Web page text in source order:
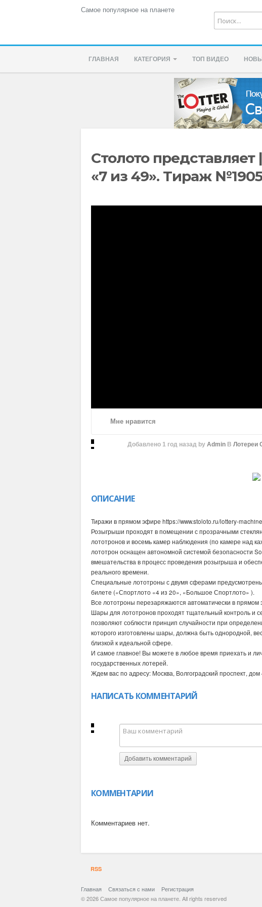
Самое популярное на планете
ГЛАВНАЯ КАТЕГОРИЯ ТОП ВИДЕО
Столото представляет
«7 из 49». Тираж
Мне нравится
Добавлено 1 год назадby AdminВ Лотереи
ОПИСАНИЕ
Тиражи в прямом эфире https://www.stoloto.ru/lottery-machine
Розыгрыши проходят в помещении с прозрачными
лототронов и восемь камер наблюдения (по камере над
лототрон оснащен автономной системой безопасности
вмешательства в процесс проведения розыгрыша и
реального времени.
Специальные лототроны с двумя сферами
билете («Спортлото «4 из 20», «Большое Спортлото» ).
Все лототроны перезаряжаются автоматически в прямом
Шары для лототронов проходят тщательный контроль и
позволяют соблюсти принцип случайности при
которого изготовлены шары, должна быть однородной,
близкой к идеальной сфере.
И самое главное! Вы можете в любое время приехать и
государственных лотерей.
Ждем вас по адресу: Москва, Волгоградский проспект, дом
НАПИСАТЬ КОММЕНТАРИЙ
Добавить комментарий
КОММЕНТАРИИ
Комментариев нет.
RSS
Главная Связаться с нами
Регистрация
© 2026 Самое популярное на планете. All rights reserved